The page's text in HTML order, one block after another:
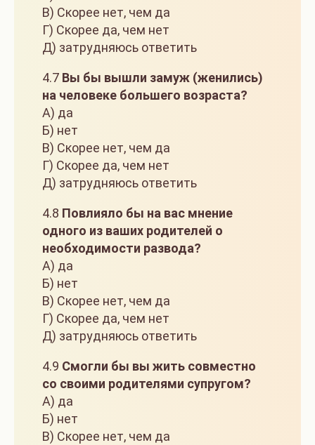
В) Скорее нет, чем да
Г) Скорее да, чем нет
Д) затрудняюсь ответить
4.7 Вы бы вышли замуж (женились)
на человеке большего возраста?
А) да
Б) нет
В) Скорее нет, чем да
Г) Скорее да, чем нет
Д) затрудняюсь ответить
4.8 Повлияло бы на вас мнение
одного из ваших родителей о
необходимости развода?
А) да
Б) нет
В) Скорее нет, чем да
Г) Скорее да, чем нет
Д) затрудняюсь ответить
4.9 Смогли бы вы жить совместно
со своими родителями супругом?
А) да
Б) нет
В) Скорее нет, чем да